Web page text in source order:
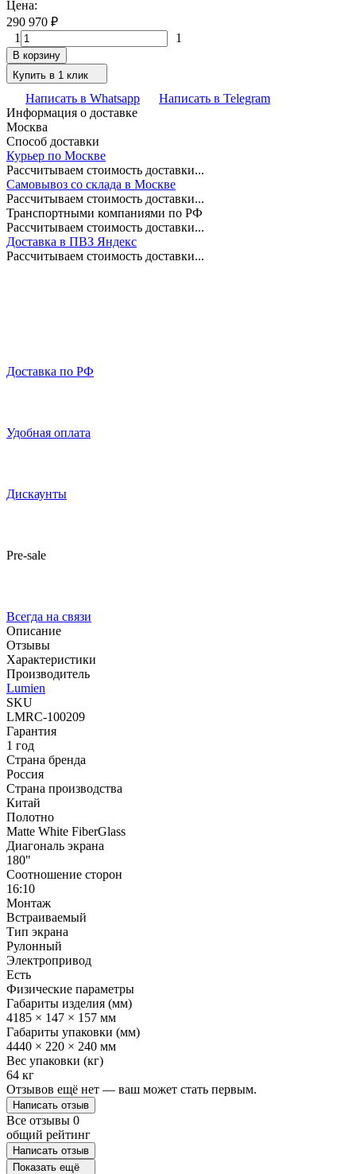
Цена:
290 970 ₽
1
1
В корзину
Купить в 1 клик
Написать в Whatsapp
Написать в Telegram
Информация о доставке
Москва
Способ доставки
Курьер по Москве
Рассчитываем стоимость доставки...
Самовывоз со склада в Москве
Рассчитываем стоимость доставки...
Транспортными компаниями по РФ
Рассчитываем стоимость доставки...
Доставка в ПВЗ Яндекс
Рассчитываем стоимость доставки...
Доставка по РФ
Удобная оплата
Дискаунты
Pre-sale
Всегда на связи
Описание
Отзывы
Характеристики
Производитель
Lumien
SKU
LMRC-100209
Гарантия
1 год
Страна бренда
Россия
Страна производства
Китай
Полотно
Matte White FiberGlass
Диагональ экрана
180"
Соотношение сторон
16:10
Монтаж
Встраиваемый
Тип экрана
Рулонный
Электропривод
Есть
Физические параметры
Габариты изделия (мм)
4185 × 147 × 157 мм
Габариты упаковки (мм)
4440 × 220 × 240 мм
Вес упаковки (кг)
64 кг
Отзывов ещё нет — ваш может стать первым.
Написать отзыв
Все отзывы 0
общий рейтинг
Написать отзыв
Показать ещё